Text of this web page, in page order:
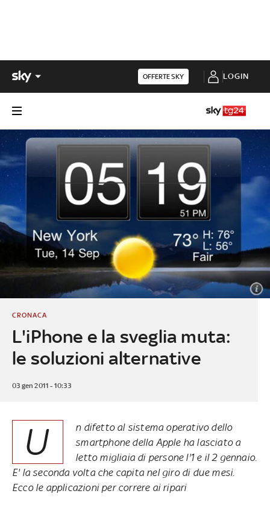
OFFERTE SKY LOGIN
L'iPhone e la sveglia muta:
le soluzioni alternative
CRONACA
03 gen 2011 - 10:33
U
n difetto al sistema operativo dello
smartphone della Apple ha lasciato a
letto migliaia di persone l'1 e il 2 gennaio.
E' la seconda volta che capita nel giro di due mesi.
Ecco le applicazioni per correre ai ripari